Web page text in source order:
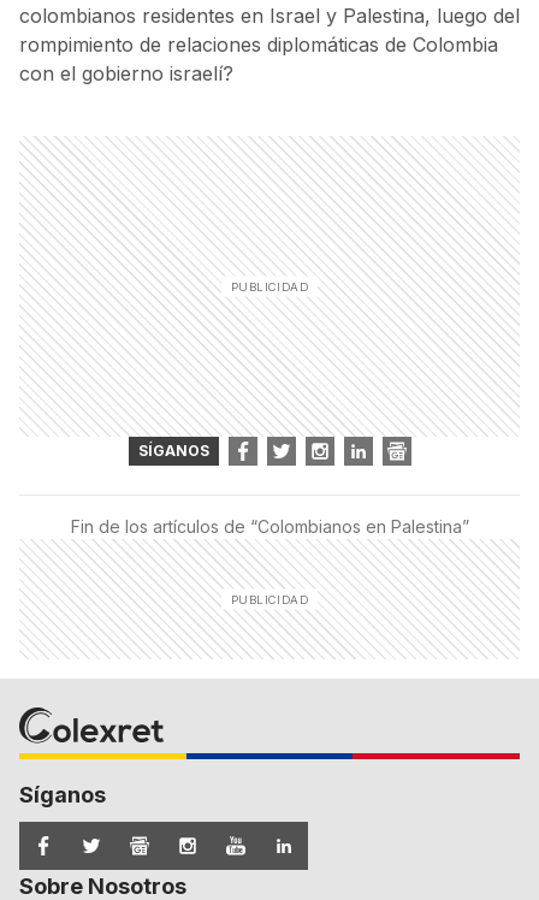
colombianos residentes en Israel y Palestina, luego del
rompimiento de relaciones diplomáticas de Colombia
con el gobierno israelí?
SÍGANOS
Fin de los artículos de “Colombianos en Palestina”
Síganos
Sobre Nosotros